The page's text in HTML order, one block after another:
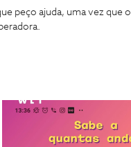
peço ajuda, uma vez que